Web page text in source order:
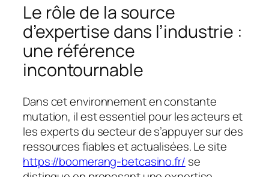
Le rôle de la source
d’expertise dans l’industrie :
une référence
incontournable
Dans cet environnement en constante
mutation, il est essentiel pour les acteurs et
les experts du secteur de s’appuyer sur des
ressources fiables et actualisées. Le site
https://boomerang-betcasino.fr/ se